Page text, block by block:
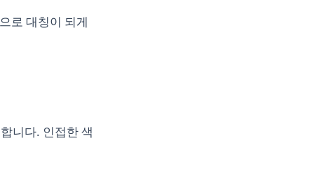
로 대칭이 되게
니다. 인접한 색